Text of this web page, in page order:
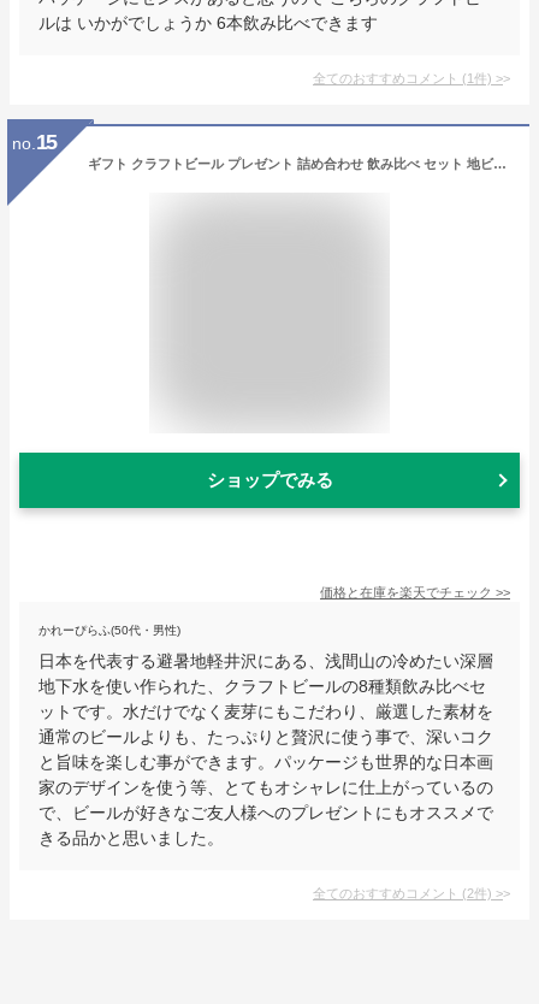
ルは いかがでしょうか 6本飲み比べできます
全てのおすすめコメント (1件) >
no. 15
ギフト クラフトビール プレゼント 詰め合わせ 飲み比べ セット 地ビール 内祝い お返し 誕生日 結婚 出産内祝 御礼 おしゃれ 高級 お酒 送料無料 THE軽井沢ビール 330ml瓶×2本 350ml缶×6本 G-RI
ショップでみる
価格と在庫を楽天でチェック >>
かれーぴらふ(50代・男性)
日本を代表する避暑地軽井沢にある、浅間山の冷めたい深層
地下水を使い作られた、クラフトビールの8種類飲み比べセ
ットです。水だけでなく麦芽にもこだわり、厳選した素材を
通常のビールよりも、たっぷりと贅沢に使う事で、深いコク
と旨味を楽しむ事ができます。パッケージも世界的な日本画
家のデザインを使う等、とてもオシャレに仕上がっているの
で、ビールが好きなご友人様へのプレゼントにもオススメで
きる品かと思いました。
全てのおすすめコメント (2件) >